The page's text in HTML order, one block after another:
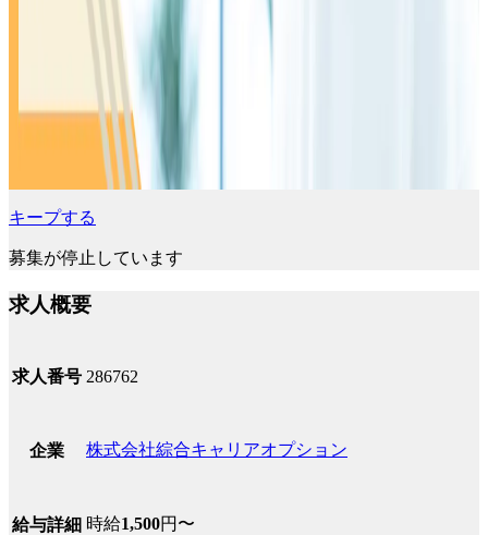
キープする
募集が停止しています
求人概要
求人番号 286762
企業 株式会社綜合キャリアオプション
給与詳細 時給1,500円〜